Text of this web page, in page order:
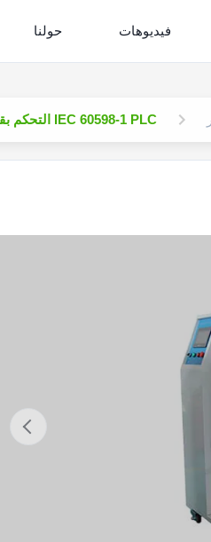
فيديوهات حولنا
IEC 60598-1 PLC التحكم بقيادة معدات الاختبار لامعة الأجهزة ضبط 360 درجة الحركة